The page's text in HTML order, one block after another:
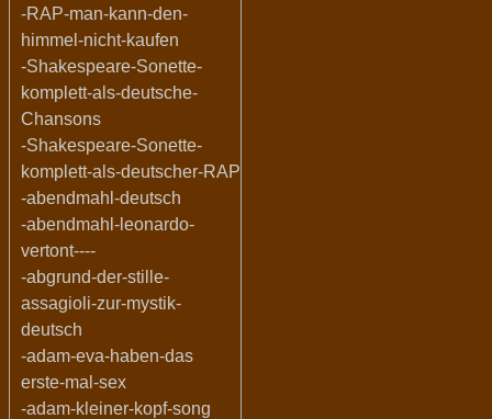
-RAP-man-kann-den-
himmel-nicht-kaufen
-Shakespeare-Sonette-
komplett-als-deutsche-
Chansons
-Shakespeare-Sonette-
komplett-als-deutscher-RAP
-abendmahl-deutsch
-abendmahl-leonardo-
vertont----
-abgrund-der-stille-
assagioli-zur-mystik-
deutsch
-adam-eva-haben-das
erste-mal-sex
-adam-kleiner-kopf-song